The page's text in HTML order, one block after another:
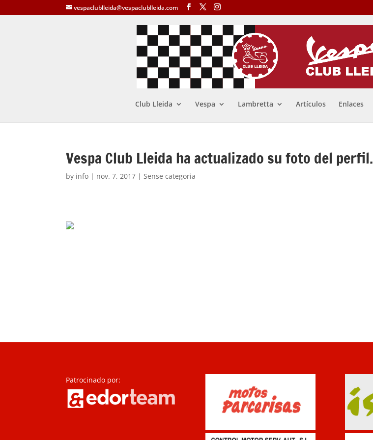
vespaclublleida@vespaclublleida.com
Club Lleida Vespa Lambretta Artículos Enlaces
Vespa Club Lleida ha actualizado su foto del perfil.
by info | nov. 7, 2017 | Sense categoria
Patrocinado por: